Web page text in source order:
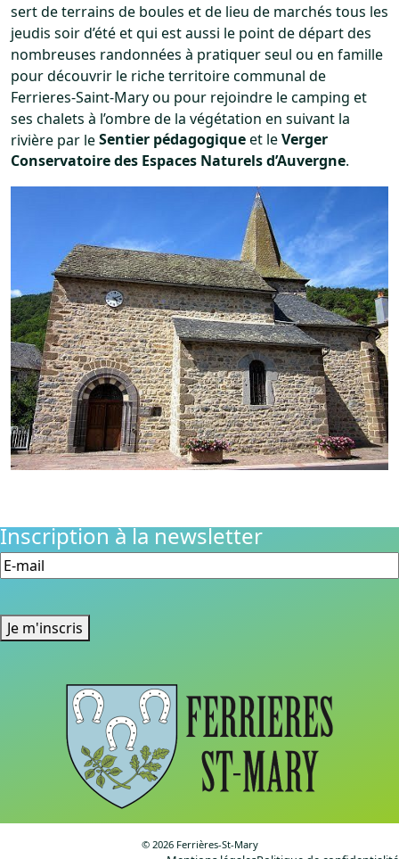
sert de terrains de boules et de lieu de marchés tous les
jeudis soir d’été et qui est aussi le point de départ des
nombreuses randonnées à pratiquer seul ou en famille
pour découvrir le riche territoire communal de
Ferrieres-Saint-Mary ou pour rejoindre le camping et
ses chalets à l’ombre de la végétation en suivant la
rivière par leSentier pédagogiqueet leVerger
Conservatoire des Espaces Naturels d’Auvergne.
Inscription à la newsletter
E-
mail(Nécessaire)
Je m'inscris
©️ 2026 Ferrières-St-Mary